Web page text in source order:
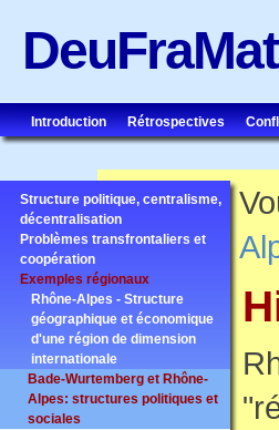
DeuFraMat
Introduction Rétrospectives
Structure politique, centralisme,
décentralisation
Problèmes transfrontaliers et
coopération
Exemples régionaux
Rhône-Alpes - Structure
géographique et économique
d'une région de dimension
internationale
Bade-Wurtemberg et Rhône-
Alpes: structures politiques et
sociales